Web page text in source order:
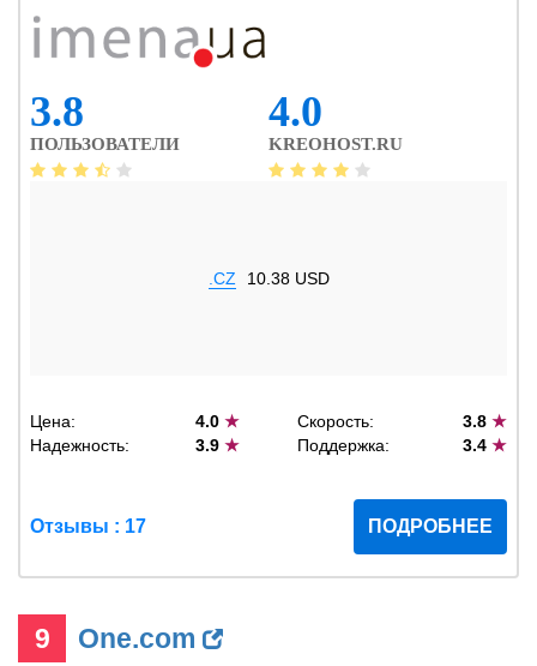
3.8
ПОЛЬЗОВАТЕЛИ
4.0
KREOHOST.RU
.CZ 10.38 USD
Цена: 4.0★ Скорость: 3.8 ★
Надежность:
3.9★ Поддержка: 3.4 ★
Отзывы : 17 ПОДРОБНЕЕ
9 One.com